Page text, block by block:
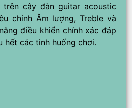
cây đàn guitar acoustic
chỉnh Âm lượng, Treble và
điều khiển chính xác đáp
hết các tình huống chơi.